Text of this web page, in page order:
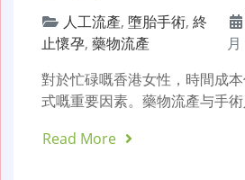
人工流產, 墮胎手術, 終
止懷孕, 藥物流產
對於忙碌嘅香港女性，時間成
式嘅重要因素。藥物流產与手
Read More